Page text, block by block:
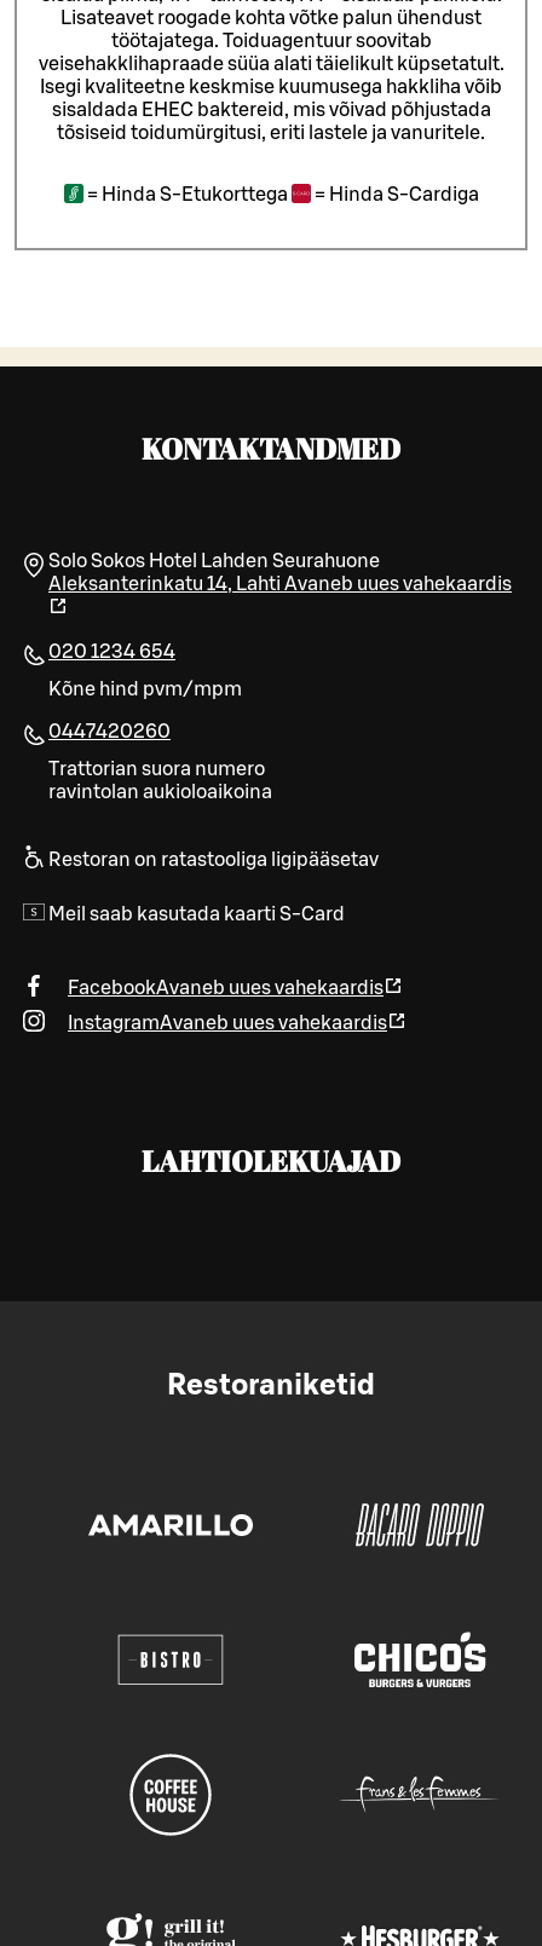
Lisateavet roogade kohta võtke palun ühendust
töötajatega. Toiduagentuur soovitab
veisehakklihapraade süüa alati täielikult küpsetatult.
Isegi kvaliteetne keskmise kuumusega hakkliha võib
sisaldada EHEC baktereid, mis võivad põhjustada
tõsiseid toidumürgitusi, eriti lastele ja vanuritele.
= Hinda S-Etukorttega = Hinda S-Cardiga
KONTAKTANDMED
Solo Sokos Hotel Lahden Seurahuone
Aleksanterinkatu 14, Lahti Avaneb uues vahekaardis
020 1234 654
Kõne hind pvm/mpm
0447420260
Trattorian suora numero
ravintolan aukioloaikoina
Restoran on ratastooliga ligipääsetav
Meil saab kasutada kaarti S-Card
FacebookAvaneb uues vahekaardis
InstagramAvaneb uues vahekaardis
LAHTIOLEKUAJAD
Restoraniketid